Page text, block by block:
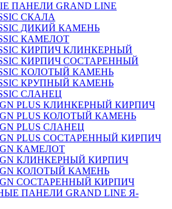
ПАНЕЛИ GRAND LINE
СКАЛА
ДИКИЙ КАМЕНЬ
КАМЕЛОТ
КИРПИЧ КЛИНКЕРНЫЙ
КИРПИЧ СОСТАРЕННЫЙ
КОЛОТЫЙ КАМЕНЬ
КРУПНЫЙ КАМЕНЬ
СЛАНЕЦ
PLUS КЛИНКЕРНЫЙ КИРПИЧ
PLUS КОЛОТЫЙ КАМЕНЬ
PLUS СЛАНЕЦ
PLUS СОСТАРЕННЫЙ КИРПИЧ
КАМЕЛОТ
КЛИНКЕРНЫЙ КИРПИЧ
КОЛОТЫЙ КАМЕНЬ
СОСТАРЕННЫЙ КИРПИЧ